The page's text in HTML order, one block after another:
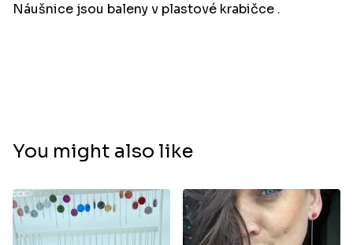
Náušnice jsou baleny v plastové krabičce .
You might also like